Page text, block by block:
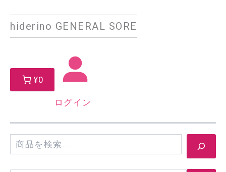
hiderino GENERAL SORE
¥0
ログイン
索